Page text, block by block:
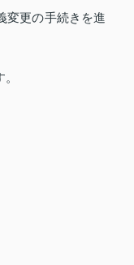
変更の手続きを進